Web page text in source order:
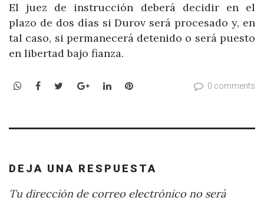
El juez de instrucción deberá decidir en el
plazo de dos días si Durov será procesado y, en
tal caso, si permanecerá detenido o será puesto
en libertad bajo fianza.
WhatsApp
Facebook
TwitterGoogle+LinkedInPinterest 0 comments
DEJA UNA RESPUESTA
Tu dirección de correo electrónico no será